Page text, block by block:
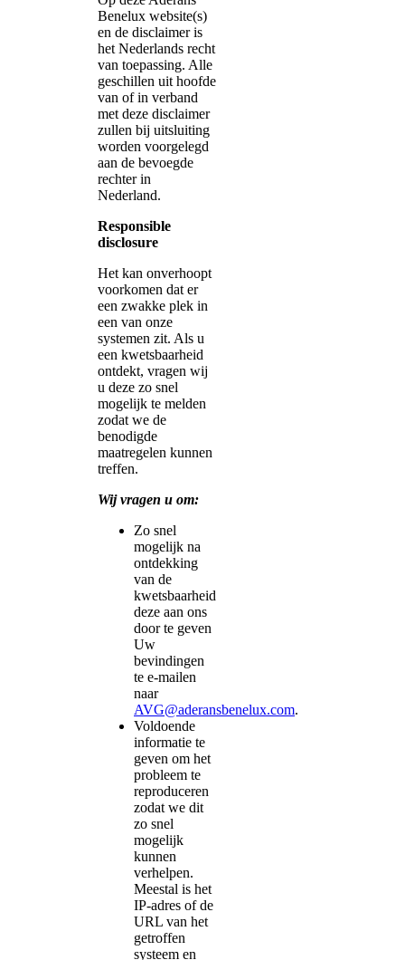
Benelux website(s)
en de disclaimer is
het Nederlands recht
van toepassing. Alle
geschillen uit hoofde
van of in verband
met deze disclaimer
zullen bij uitsluiting
worden voorgelegd
aan de bevoegde
rechter in
Nederland.
Responsible
disclosure
Het kan onverhoopt
voorkomen dat er
een zwakke plek in
een van onze
systemen zit. Als u
een kwetsbaarheid
ontdekt, vragen wij
u deze zo snel
mogelijk te melden
zodat we de
benodigde
maatregelen kunnen
treffen.
Wij vragen u om:
Zo snel
mogelijk na
ontdekking
van de
kwetsbaarheid
deze aan ons
door te geven
Uw
bevindingen
te e-mailen
naar
AVG@aderansbenelux.com.
Voldoende
informatie te
geven om het
probleem te
reproduceren
zodat we dit
zo snel
mogelijk
kunnen
verhelpen.
Meestal is het
IP-adres of de
URL van het
getroffen
systeem en